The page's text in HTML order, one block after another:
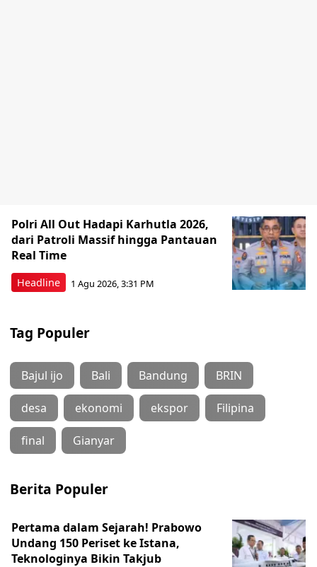
Headline
Polri All Out Hadapi Karhutla 2026,
dari Patroli Massif hingga Pantauan
Real Time
1 Agu 2026, 3:31 PM
Tag Populer
Bajul ijo Bali Bandung BRIN
desa ekonomi ekspor Filipina
final Gianyar
Berita Populer
Pertama dalam Sejarah! Prabowo
Undang 150 Periset ke Istana,
Teknologinya Bikin Takjub